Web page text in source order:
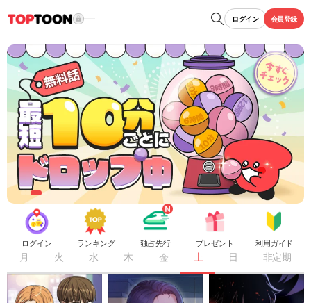
ログイン 会員登録
ログイン ランキング 独占先行 プレゼント 利用ガイド
月 火 水 木 金 土 日 非定期